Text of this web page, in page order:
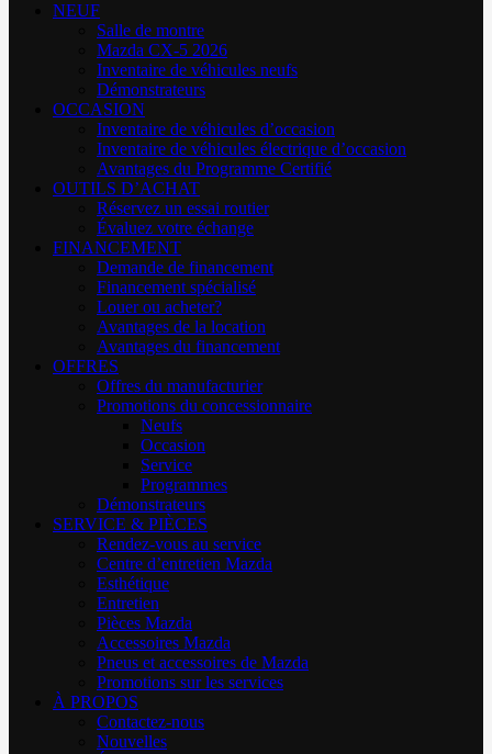
NEUF
Salle de montre
Mazda CX-5 2026
Inventaire de véhicules neufs
Démonstrateurs
OCCASION
Inventaire de véhicules d’occasion
Inventaire de véhicules électrique d’occasion
Avantages du Programme Certifié
OUTILS D’ACHAT
Réservez un essai routier
Évaluez votre échange
FINANCEMENT
Demande de financement
Financement spécialisé
Louer ou acheter?
Avantages de la location
Avantages du financement
OFFRES
Offres du manufacturier
Promotions du concessionnaire
Neufs
Occasion
Service
Programmes
Démonstrateurs
SERVICE & PIÈCES
Rendez-vous au service
Centre d’entretien Mazda
Esthétique
Entretien
Pièces Mazda
Accessoires Mazda
Pneus et accessoires de Mazda
Promotions sur les services
À PROPOS
Contactez-nous
Nouvelles